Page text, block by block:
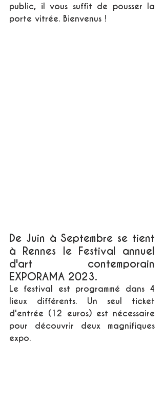
public, il vous suffit de pousser la
porte vitrée. Bienvenus !
De Juin à Septembre se tient
à Rennes le Festival annuel
d'art contemporain
EXPORAMA 2023.
Le festival est programmé dans 4
lieux différents. Un seul ticket
d'entrée (12 euros) est nécessaire
pour découvrir deux magnifiques
expo.